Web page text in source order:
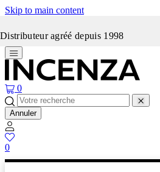
Skip to main content
Distributeur agréé depuis 1998Incenza fait peau
0
Annuler
0